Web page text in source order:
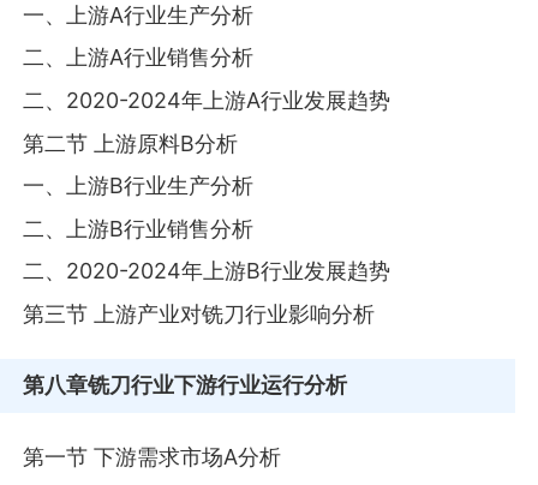
一、上游A行业生产分析
二、上游A行业销售分析
二、2020-2024年上游A行业发展趋势
第二节 上游原料B分析
一、上游B行业生产分析
二、上游B行业销售分析
二、2020-2024年上游B行业发展趋势
第三节 上游产业对铣刀行业影响分析
第八章铣刀行业下游行业运行分析
第一节 下游需求市场A分析